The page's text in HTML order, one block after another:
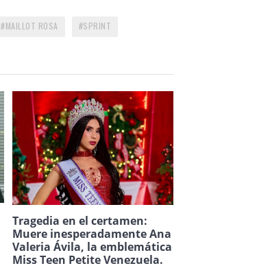
MAILLOT ROSA SPRINT
Tragedia en el certamen:
Muere inesperadamente Ana
Valeria Ávila, la emblemática
Miss Teen Petite Venezuela.